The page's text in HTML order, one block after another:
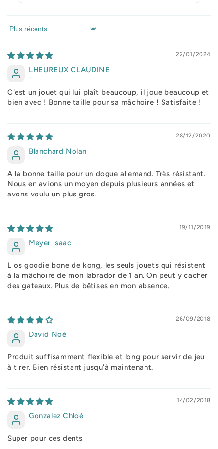
Sort by
22/01/2024
LHEUREUX CLAUDINE
C'est un jouet qui lui plaît beaucoup, il joue beaucoup et
bien avec ! Bonne taille pour sa mâchoire ! Satisfaite !
28/12/2020
Blanchard Nolan
A la bonne taille pour un dogue allemand. Très résistant.
Nous en avions un moyen depuis plusieurs années et
avons voulu un plus gros.
19/11/2019
Meyer Isaac
L os goodie bone de kong, les seuls jouets qui résistent
à la mâchoire de mon labrador de 1 an. On peut y cacher
des gateaux. Plus de bêtises en mon absence.
26/09/2018
David Noé
Produit suffisamment flexible et long pour servir de jeu
à tirer. Bien résistant jusqu'à maintenant.
14/02/2018
Gonzalez Chloé
Super pour ces dents